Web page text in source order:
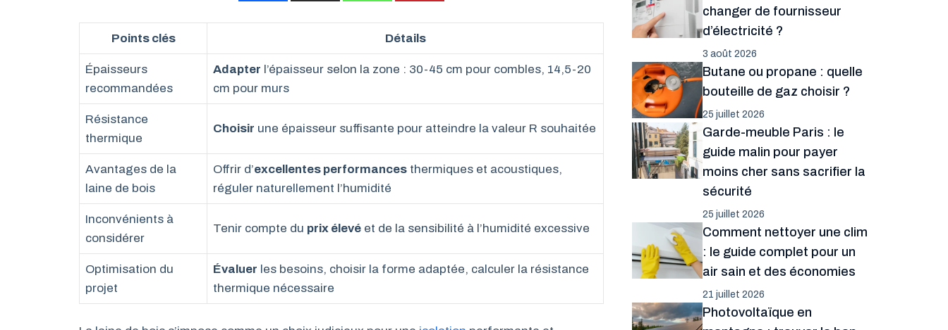
Points clés Détails
Épaisseurs
recommandées
Adapter l’épaisseur selon la zone : 30-45 cm pour combles, 14,5-20
cm pour murs
Résistance
thermique
Choisir une épaisseur suffisante pour atteindre la valeur R souhaitée
Avantages de la
laine de bois
Offrir d’excellentes performances thermiques et acoustiques,
réguler naturellement l’humidité
Inconvénients à
considérer
Tenir compte du prix élevé et de la sensibilité à l’humidité excessive
Optimisation du
projet
Évaluer les besoins, choisir la forme adaptée, calculer la résistance
thermique nécessaire
changer de fournisseur
d’électricité ?
3 août 2026
Butane ou propane : quelle
bouteille de gaz choisir ?
25 juillet 2026
Garde-meuble Paris : le
guide malin pour payer
moins cher sans sacrifier la
sécurité
25 juillet 2026
Comment nettoyer une clim
: le guide complet pour un
air sain et des économies
21 juillet 2026
Photovoltaïque en